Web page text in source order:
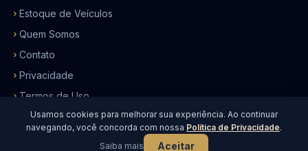
Estoque de Veículos
Quem Somos
Contato
Privacidade
Termos de Uso
© 2026 Ourocar Veículos. Todos os direitos reservados.
Usamos cookies para melhorar sua experiência. Ao continuar
navegando, você concorda com nossa Política de Privacidade.
Saiba mais
Aceitar